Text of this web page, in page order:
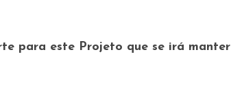
para este Projeto que se irá manter